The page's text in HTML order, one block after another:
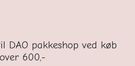
DAO pakkeshop ved køb
over 600,-